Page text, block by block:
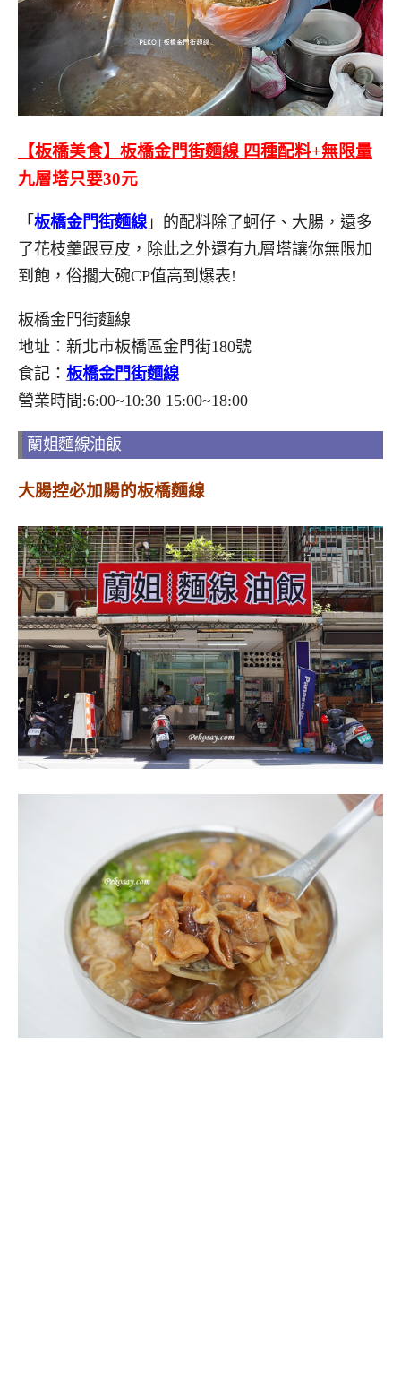
【板橋美食】板橋金門街麵線 四種配料+無限量
九層塔只要30元
「 板橋金門街麵線」的配料除了蚵仔、大腸，還多
了花枝羹跟豆皮，除此之外還有九層塔讓你無限加
到飽，俗擱大碗CP值高到爆表!
板橋金門街麵線
地址：新北市板橋區金門街180號
食記： 板橋金門街麵線
營業時間:6:00~10:30 15:00~18:00
蘭姐麵線油飯
大腸控必加腸的板橋麵線